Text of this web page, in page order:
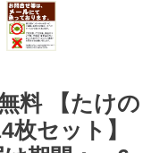
料 【たけの
セット】